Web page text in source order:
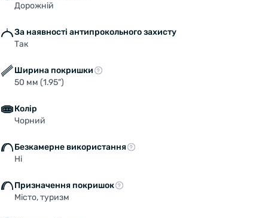
Дорожній
За наявності антипрокольного захисту
Так
Ширина покришки
50 мм (1.95")
Колір
Чорний
Безкамерне використання
Ні
Призначення покришок
Місто, туризм
Welcome!
site or stay on the Ukrainian version?